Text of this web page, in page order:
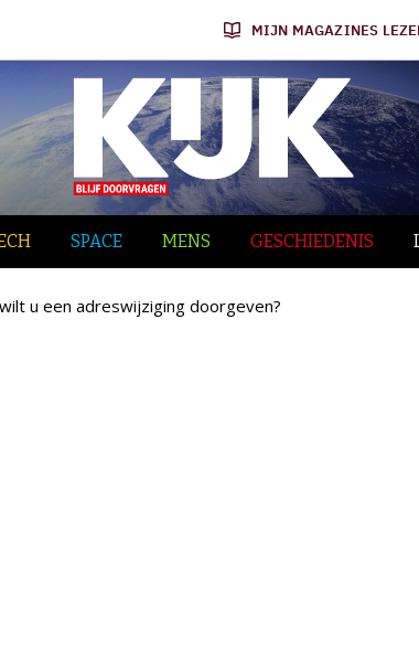
MIJN MAGAZINES
SPACE MENS GESCHIEDENIS
u een adreswijziging doorgeven?